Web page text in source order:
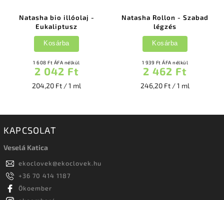
Natasha bio illóolaj -
Eukaliptusz
1 608 Ft ÁFA nélkül
2 042 Ft
204,20 Ft / 1 ml
Kosárba
Natasha Rollon - Szabad
légzés
1 939 Ft ÁFA nélkül
2 462 Ft
246,20 Ft / 1 ml
Kosárba
KAPCSOLAT
Veselá Katica
ekoclovek@ekoclovek.hu
+36 70 414 1187
Ökoember